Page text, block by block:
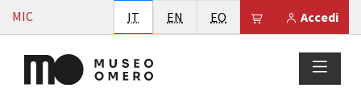
Vai al contenuto
MIC Accedi
Il tuo carrello è
IT Italiano
EN English
EO Esperanto